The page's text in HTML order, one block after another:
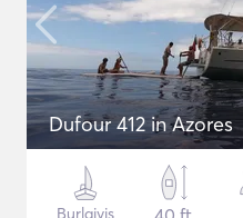
Dufour 412 in Azores
Burlaivis